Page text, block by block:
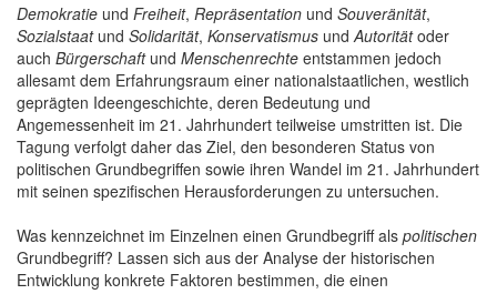
Demokratie und Freiheit, Repräsentation und Souveränität,
Sozialstaatund Solidarität, Konservatismus und Autoritätoder
auch Bürgerschaftund Menschenrechte entstammen jedoch
allesamt dem Erfahrungsraum einer nationalstaatlichen, westlich
geprägten Ideengeschichte, deren Bedeutung und
Angemessenheit im 21. Jahrhundert teilweise umstritten ist. Die
Tagung verfolgt daher das Ziel, den besonderen Status von
politischen Grundbegriffen sowie ihren Wandel im 21. Jahrhundert
mit seinen spezifischen Herausforderungen zu untersuchen.
Was kennzeichnet im Einzelnen einen Grundbegriff als politischen
Grundbegriff? Lassen sich aus der Analyse der historischen
Entwicklung konkrete Faktoren bestimmen, die einen